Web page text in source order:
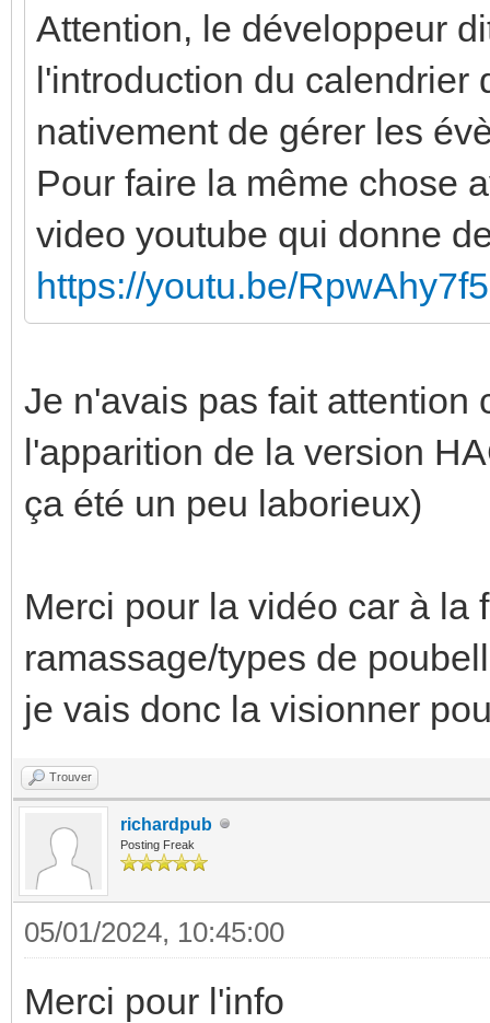
Attention, le développeur
l'introduction du calendrier
nativement de gérer les
Pour faire la même chose
video youtube qui donne
https://youtu.be/
Je n'avais pas fait attention
l'apparition de la version
ça été un peu laborieux)
Merci pour la vidéo car à la
ramassage/types de
je vais donc la visionner
Trouver
richardpub
Posting Freak
05/01/2024, 10:45:00
Merci pour l'info